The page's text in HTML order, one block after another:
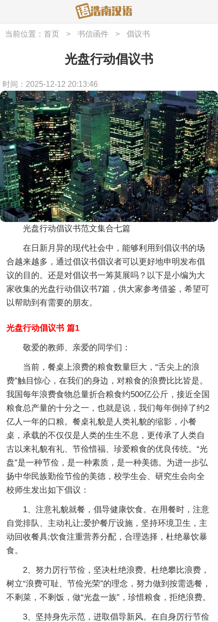
当前位置： 首页 > 书信函件 > 倡议书
光盘行动倡议书
时间：2025-12-12 20:13:46
光盘行动倡议书范文集合七篇
在日新月异的现代社会中，能够利用到倡议书的场
合越来越多，通过倡议书倡议者可以更好地申明发布倡
议的目的。还是对倡议书一筹莫展吗？以下是小编为大
家收集的光盘行动倡议书7篇，供大家参考借鉴，希望可
以帮助到有需要的朋友。
光盘行动倡议书 篇1
敬爱的教师、亲爱的同学们：
当前，餐桌上浪费的粮食数量巨大，“舌尖上的浪
费”触目惊心，在我们的身边，对粮食的浪费比比皆是。
我国每年浪费食物总量折合粮食约500亿公斤，接近全国
粮食总产量的十分之一，也就是说，我们每年倒掉了约2
亿人一年的口粮。餐桌礼貌是人类礼貌的缩影，小餐
桌，承载的不仅仅是人类的生生不息，更传承了人类自
古以来礼貌有礼、节俭惜福、珍爱粮食的优良传统。“光
盘”是一种节俭，是一种素质，是一种美德。为进一步弘
扬中华民族勤俭节俭的美德，校学生会、研究生会向全
校师生发出如下倡议：
1、注意礼貌就餐，倡导健康饮食。在用餐时，注意
自觉排队、主动礼让;爱护餐厅设施，坚持环境卫生，主
动回收餐具;饮食注重营养分配，合理选择，杜绝暴饮暴
食。
2、努力厉行节俭，坚决杜绝浪费。杜绝攀比浪费，
树立“浪费可耻、节俭光荣”的理念，努力做到按需选餐，
不剩菜，不剩饭，做“光盘一族”，珍惜粮食，拒绝浪费。
3、坚持身先示范，进取倡导新风。在自身厉行节俭